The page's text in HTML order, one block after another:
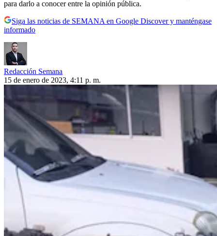
para darlo a conocer entre la opinión pública.
Siga las noticias de SEMANA en Google Discover y manténgase
informado
Redacción Semana
15 de enero de 2023, 4:11 p. m.